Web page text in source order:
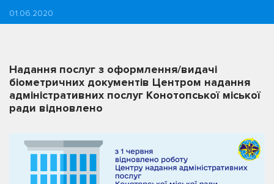
01.06.2020
Надання послуг з оформлення/видачі
біометричних документів Центром надання
адміністративних послуг Конотопської міської
ради відновлено